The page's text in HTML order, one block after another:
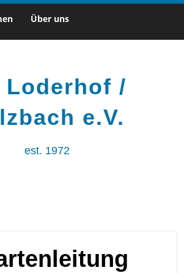
Über uns
Loderhof /
e.V.
est. 1972